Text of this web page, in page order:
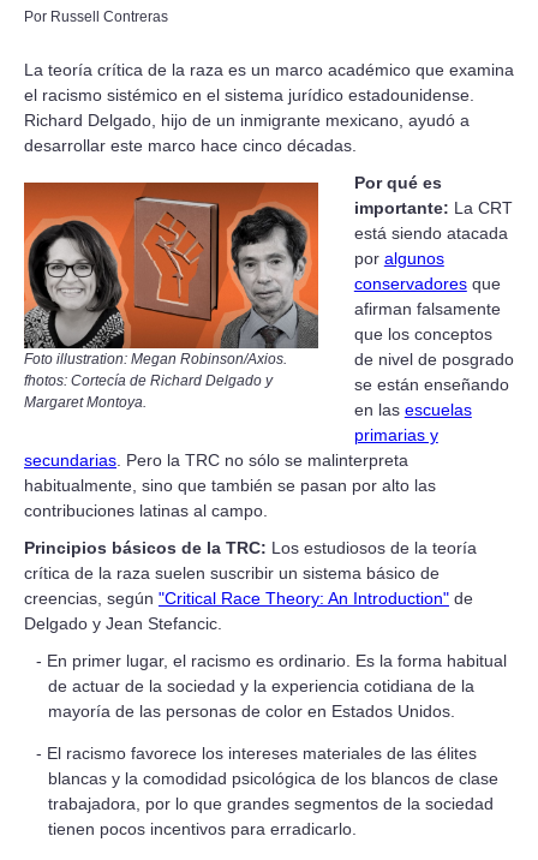
Por Russell Contreras
La teoría crítica de la raza es un marco académico que examina
el racismo sistémico en el sistema jurídico estadounidense.
Richard Delgado, hijo de un inmigrante mexicano, ayudó a
desarrollar este marco hace cinco décadas.
Foto illustration: Megan Robinson/Axios.
fhotos: Cortecía de Richard Delgado y
Margaret Montoya.
Por qué es
importante: La CRT
está siendo atacada
por algunos
conservadoresque
afirman falsamente
que los conceptos
de nivel de posgrado
se están enseñando
en las escuelas
primarias y
secundarias. Pero la TRC no sólo se malinterpreta
habitualmente, sino que también se pasan por alto las
contribuciones latinas al campo.
Principios básicos de la TRC: Los estudiosos de la teoría
crítica de la raza suelen suscribir un sistema básico de
creencias, según "Critical Race Theory: An Introduction" de
Delgado y Jean Stefancic.
En primer lugar, el racismo es ordinario. Es la forma habitual
de actuar de la sociedad y la experiencia cotidiana de la
mayoría de las personas de color en Estados Unidos.
El racismo favorece los intereses materiales de las élites
blancas y la comodidad psicológica de los blancos de clase
trabajadora, por lo que grandes segmentos de la sociedad
tienen pocos incentivos para erradicarlo.